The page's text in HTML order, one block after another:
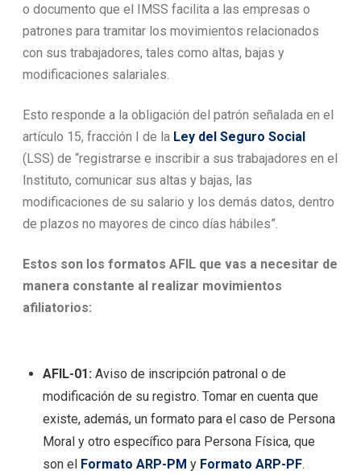
o documento que el IMSS facilita a las empresas o
patrones para tramitar los movimientos relacionados
con sus trabajadores, tales como altas, bajas y
modificaciones salariales.
Esto responde a la obligación del patrón señalada en el
artículo 15, fracción I de la Ley del Seguro Social
(LSS) de “registrarse e inscribir a sus trabajadores en el
Instituto, comunicar sus altas y bajas, las
modificaciones de su salario y los demás datos, dentro
de plazos no mayores de cinco días hábiles”.
Estos son los formatos AFIL que vas a necesitar de
manera constante al realizar movimientos
afiliatorios:
AFIL-01: Aviso de inscripción patronal o de
modificación de su registro. Tomar en cuenta que
existe, además, un formato para el caso de Persona
Moral y otro específico para Persona Física, que
son el Formato ARP-PM y Formato ARP-PF.